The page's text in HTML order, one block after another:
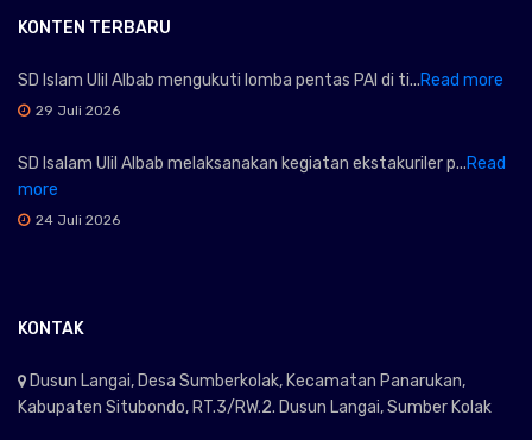
KONTEN TERBARU
SD Islam Ulil Albab mengukuti lomba pentas PAI di ti...Read more
29 Juli 2026
SD Isalam Ulil Albab melaksanakan kegiatan ekstakuriler p...Read
more
24 Juli 2026
KONTAK
Dusun Langai, Desa Sumberkolak, Kecamatan Panarukan,
Kabupaten Situbondo, RT.3/RW.2. Dusun Langai, Sumber Kolak